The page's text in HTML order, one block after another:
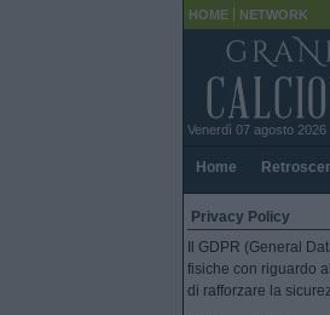
HOME NETWORK
Venerdì 07 agosto 2026
Home
Privacy Policy
Il GDPR (General
fisiche con riguardo
di rafforzare la